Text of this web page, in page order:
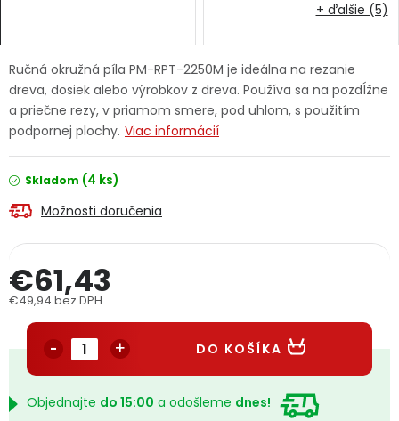
Doprava a platba Váš zákaznícky účet
Kontakty
PODPORA
Reklamačný formulár
Podmienky ochrany osobných údajov
Přihlášení
Ručná okružná píla PM-RPT-2250M je ideálna na rezanie
dreva, dosiek alebo výrobkov z dreva. Používa sa na pozdĺžne
a priečne rezy, v priamom smere, pod uhlom, s použitím
podpornej plochy. Viac informácií
Skladom (4 ks)
Možnosti doručenia
€61,43
€49,94 bez DPH
DO KOŠÍKA
Objednajte do 15:00 a odošleme dnes!
+ ďalšie (5)